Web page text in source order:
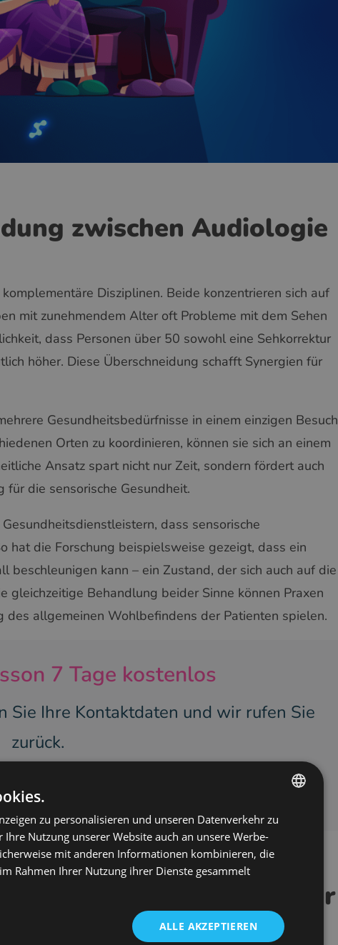
zwischen Audiologie
Disziplinen. Beide konzentrieren sich auf
mit zunehmendem Alter oft Probleme mit dem Sehen
dass Personen über 50 sowohl eine Sehkorrektur
höher. Diese Überschneidung schafft Synergien für
Gesundheitsbedürfnisse in einem einzigen Besuch
Orten zu koordinieren, können sie sich an einem
Ansatz spart nicht nur Zeit, sondern fördert auch
die sensorische Gesundheit.
dass sensorische
hat die Forschung beispielsweise gezeigt, dass ein
kann – ein Zustand, der sich auch auf die
gleichzeitige Behandlung beider Sinne können Praxen
des allgemeinen Wohlbefindens der Patienten spielen.
7 Tage kostenlos
Sie Ihre Kontaktdaten und wir rufen Sie
zurück.
Erweiterung der
Kundenstamm
ENGLISH
POLISH
CZECH
SPANISH
FRENCH
zu personalisieren und unseren Datenverkehr zu
Nutzung unserer Website auch an unsere Werbe-
mit anderen Informationen kombinieren, die
Rahmen Ihrer Nutzung ihrer Dienste gesammelt
ALLE AKZEPTIEREN